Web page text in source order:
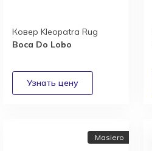
Ковер Kleopatra Rug
Boca Do Lobo
Masiero